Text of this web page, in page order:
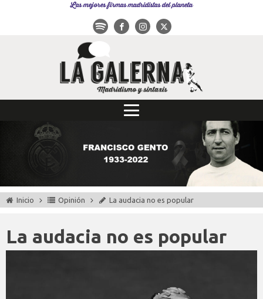
Las mejores firmas madridistas del planeta
Inicio Opinión La audacia no es popular
La audacia no es popular